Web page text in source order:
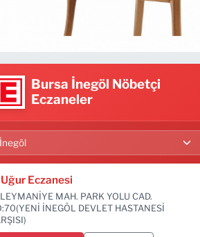
Bursa İnegöl Nöbetçi
Eczaneler
Uğur Eczanesi
MAH. PARK YOLU CAD.
İNEGÖL DEVLET HASTANESİ